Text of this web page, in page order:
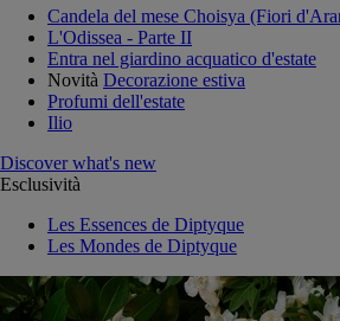
Candela del mese Choisya (Fiori
L'Odissea - Parte II
Entra nel giardino acquatico d'estate
Novità Decorazione estiva
Profumi dell'estate
Ilio
Discover what's new
Esclusività
Les Essences de Diptyque
Les Mondes de Diptyque